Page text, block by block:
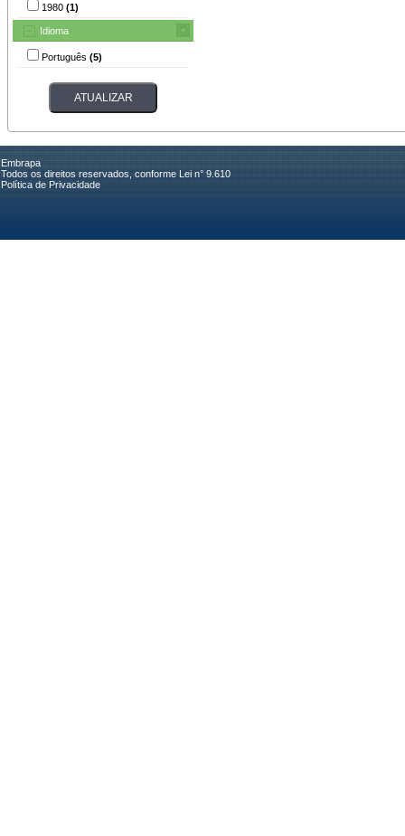
1980 (1)
Idioma
Português (5)
Embrapa
Todos os direitos reservados, conforme Lei n° 9.610
Política de Privacidade